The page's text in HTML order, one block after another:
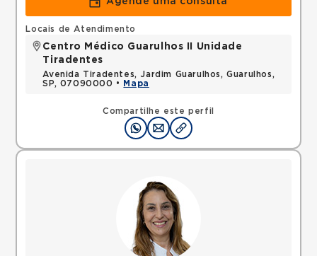
Compartilhe este perfil
Locais de Atendimento
Centro Médico Guarulhos II Unidade
Tiradentes
Avenida Tiradentes, Jardim Guarulhos, Guarulhos,
SP, 07090000 •
Mapa